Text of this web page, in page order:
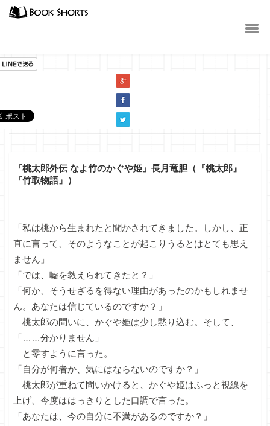
『桃太郎外伝 なよ竹のかぐや姫』長月竜胆（『桃太郎』
『竹取物語』）
「私は桃から生まれたと聞かされてきました。しかし、正
直に言って、そのようなことが起こりうるとはとても思え
ません」
「では、嘘を教えられてきたと？」
「何か、そうせざるを得ない理由があったのかもしれませ
ん。あなたは信じているのですか？」
桃太郎の問いに、かぐや姫は少し黙り込む。そして、
「……分かりません」
と零すように言った。
「自分が何者か、気にはならないのですか？」
桃太郎が重ねて問いかけると、かぐや姫はふっと視線を
上げ、今度ははっきりとした口調で言った。
「あなたは、今の自分に不満があるのですか？」